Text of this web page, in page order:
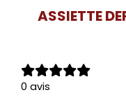
ASSIETTE
0 avis